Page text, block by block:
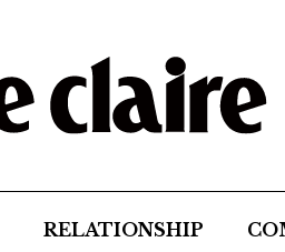
RELATIONSHIP